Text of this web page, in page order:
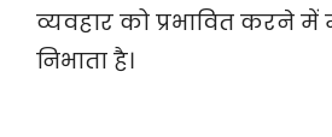
व्यवहार को प्रभावित करने में
निभाता है।